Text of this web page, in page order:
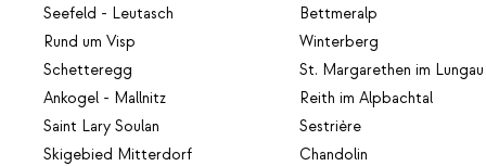
Seefeld - Leutasch
Rund um Visp
Schetteregg
Ankogel - Mallnitz
Saint Lary Soulan
Skigebied Mitterdorf
Bettmeralp
Winterberg
St. Margarethen im Lungau
Reith im Alpbachtal
Sestrière
Chandolin